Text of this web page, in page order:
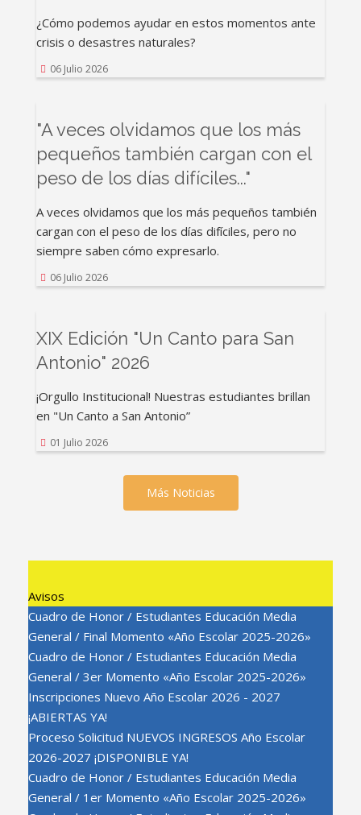
¿Cómo podemos ayudar en estos momentos ante
crisis o desastres naturales?
06 Julio 2026
"A veces olvidamos que los más
pequeños también cargan con el
peso de los días difíciles..."
A veces olvidamos que los más pequeños también
cargan con el peso de los días difíciles, pero no
siempre saben cómo expresarlo.
06 Julio 2026
XIX Edición "Un Canto para San
Antonio" 2026
¡Orgullo Institucional! Nuestras estudiantes brillan
en "Un Canto a San Antonio”
01 Julio 2026
Más Noticias
Avisos
Cuadro de Honor / Estudiantes Educación Media
General / Final Momento «Año Escolar 2025-2026»
Cuadro de Honor / Estudiantes Educación Media
General / 3er Momento «Año Escolar 2025-2026»
Inscripciones Nuevo Año Escolar 2026 - 2027
¡ABIERTAS YA!
Proceso Solicitud NUEVOS INGRESOS Año Escolar
2026-2027 ¡DISPONIBLE YA!
Cuadro de Honor / Estudiantes Educación Media
General / 1er Momento «Año Escolar 2025-2026»